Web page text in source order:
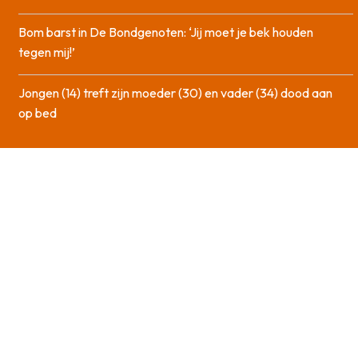
Bom barst in De Bondgenoten: ‘Jij moet je bek houden
tegen mij!’
Jongen (14) treft zijn moeder (30) en vader (34) dood aan
op bed